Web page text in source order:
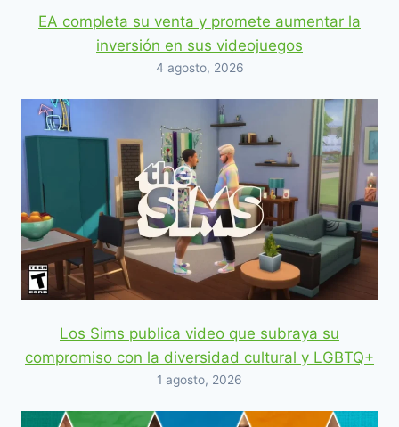
EA completa su venta y promete aumentar la
inversión en sus videojuegos
4 agosto, 2026
Los Sims publica video que subraya su
compromiso con la diversidad cultural y LGBTQ+
1 agosto, 2026